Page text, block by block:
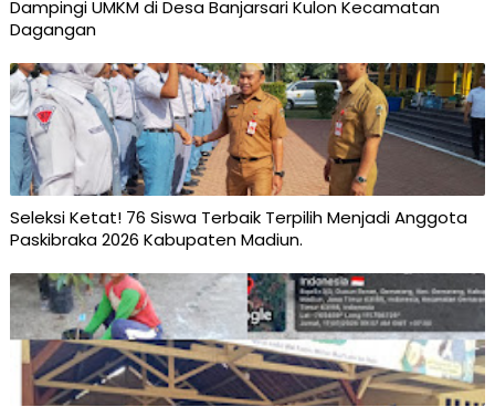
Dampingi UMKM di Desa Banjarsari Kulon Kecamatan
Dagangan
Seleksi Ketat! 76 Siswa Terbaik Terpilih Menjadi Anggota
Paskibraka 2026 Kabupaten Madiun.